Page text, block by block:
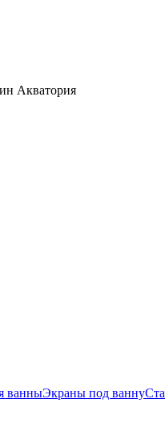
Акватория
ванныЭкраны под ванну